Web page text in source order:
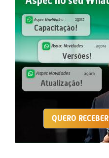
QUERO RECEBER